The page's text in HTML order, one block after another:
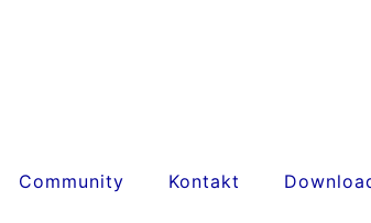
Community Kontakt